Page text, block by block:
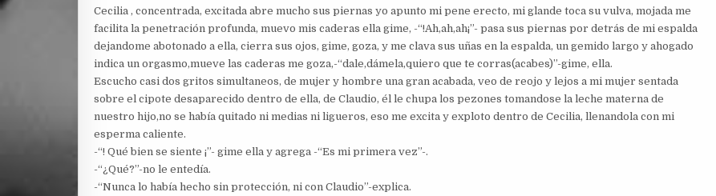
Cecilia , concentrada, excitada abre mucho sus piernas yo apunto mi pene erecto, mi glande toca su vulva, mojada me
facilita la penetración profunda, muevo mis caderas ella gime, -“!Ah,ah,ah¡”- pasa sus piernas por detrás de mi espalda
dejandome abotonado a ella, cierra sus ojos, gime, goza, y me clava sus uñas en la espalda, un gemido largo y ahogado
indica un orgasmo,mueve las caderas me goza,-“dale,dámela,quiero que te corras(acabes)”-gime, ella.
Escucho casi dos gritos simultaneos, de mujer y hombre una gran acabada, veo de reojo y lejos a mi mujer sentada
sobre el cipote desaparecido dentro de ella, de Claudio, él le chupa los pezones tomandose la leche materna de
nuestro hijo,no se había quitado ni medias ni ligueros, eso me excita y exploto dentro de Cecilia, llenandola con mi
esperma caliente.
-“! Qué bien se siente ¡”- gime ella y agrega -“Es mi primera vez”-.
-“¿Qué?”-no le entedía.
-“Nunca lo había hecho sin protección, ni con Claudio”-explica.